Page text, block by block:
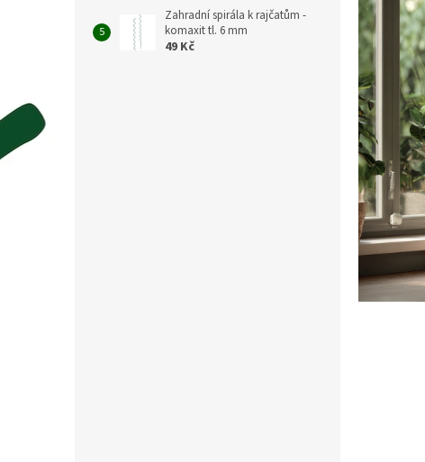
Zahradní spirála k rajčatům -
komaxit tl. 6 mm
49 Kč